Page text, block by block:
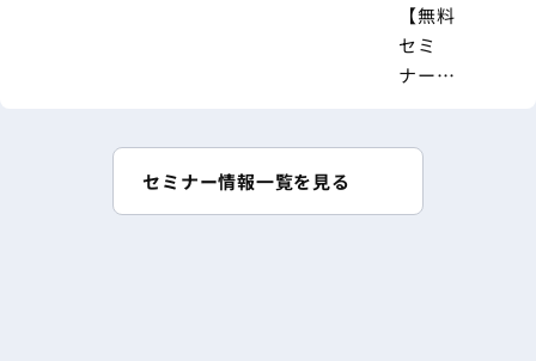
【無料
セミ
ナー】
対応！
セミナー情報一覧を見る